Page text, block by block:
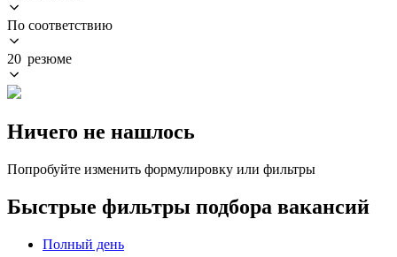
По соответствию
20 резюме
Ничего не нашлось
Попробуйте изменить формулировку или фильтры
Быстрые фильтры подбора вакансий
Полный день